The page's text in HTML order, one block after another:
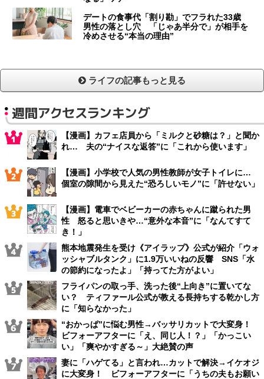
デートの食事代「割り勘」でフラれた33歳
男性の落とし穴 「じゃあ半分で」が相手を
冷めさせる“本当の理由”
ライフの記事もっと見る
週間アクセスランキング
【漫画】カフェ店員から「ミルクと砂糖は？」と聞か
れ… 夫の“ナイスな返答”に「これから使います」
【漫画】小学校で人気の男性教師が女子トイレに…
個室の隙間から見えた“恐ろしいモノ”に「許せない」
【漫画】電車でベビーカーの赤ちゃんに蹴られた男
性 怒ると思いきや…“意外な本音”に「なんてすて
き！」
熊本地震発生を受け《アイラップ》公式が紹介「ウォ
ッシャブルタンク」に1.9万いいねの反響 SNS「水
の節約になったよ」「持ってた方がよい」
フライパンの取っ手、洗った後“上向き”に置いてな
い？ ティファール公式が教える長持ちする乾かし方
に「知らなかった」
“おかっぱ”に悩む男性→バッサリカットで大変身！
ビフォーアフターに「え、同じ人！？」「かっこい
い」「爽やかすぎる～」大絶賛の声
妻に「ハゲてる」と言われ…カットで解決→イケオジ
に大変身！ ビフォーアフターに「うちの夫もお願い